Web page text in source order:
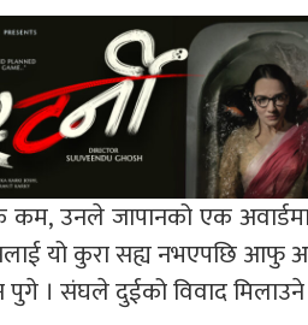
के कम, उनले जापानको एक
यो कुरा सह्य नभएपछि आफु
पुगे । संघले दुईको विवाद